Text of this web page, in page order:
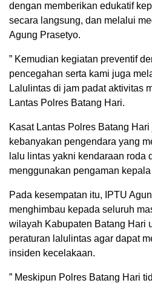
dengan memberikan edukatif
secara langsung, dan melalui
Agung Prasetyo.
” Kemudian kegiatan preventif
pencegahan serta kami juga
Lalulintas di jam padat aktivitas
Lantas Polres Batang Hari.
Kasat Lantas Polres Batang
kebanyakan pengendara yang
lalu lintas yakni kendaraan roda
menggunakan pengaman
Pada kesempatan itu, IPTU
menghimbau kepada seluruh
wilayah Kabupaten Batang Hari
peraturan lalulintas agar dapat
insiden kecelakaan.
” Meskipun Polres Batang Hari